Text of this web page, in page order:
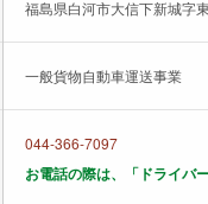
福島県白河市大信下新城字
一般貨物自動車運送事業
044-366-7097
お電話の際は、「ドライバ